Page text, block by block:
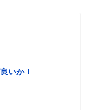
いか！